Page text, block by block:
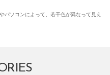
ソコンによって、若干色が異なって見え